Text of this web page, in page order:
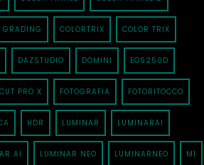
GRADING COLORTRIX COLOR TRIX
DAZSTUDIO DOMINI EOS250D
PRO X FOTOGRAFIA FOTORITOCCO
HDR LUMINAR LUMINARAI
AI LUMINAR NEO LUMINARNEO M1